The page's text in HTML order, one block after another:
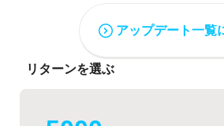
アップデート一覧
リターンを選ぶ